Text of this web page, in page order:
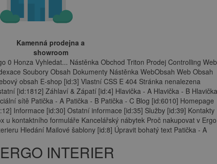
Kamenná prodejna a
showroom
0 Honza Vyhledat... Nástěnka Obchod Triton Prodej Controlling Web
Soubory Obsah Dokumenty Nástěnka WebObsah Web Obsah
obsah E-shop [id:3] Vlastní CSS E 404 Stránka nenalezena
[id:1812] Záhlaví & Zápatí [id:4] Hlavička - A Hlavička - B
sítě Patička - A Patička - B Patička - C Blog [id:6010] Homepage
Informace [id:30] Ostatní informace [id:35] Služby [id:39] Kontakty
u kontaktního formuláře Kancelářský nábytek Proč nakupovat v Ergo
Hledání Mailové šablony [id:8] Úpravit bohatý text Patička - A
ERGO INTERIER